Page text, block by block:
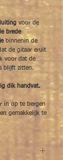
voor de
brede
binnenin de
de gitaar eruit
voor dat de
blijft zitten.
dik handvat.
in op te bergen
gemakkelijk te